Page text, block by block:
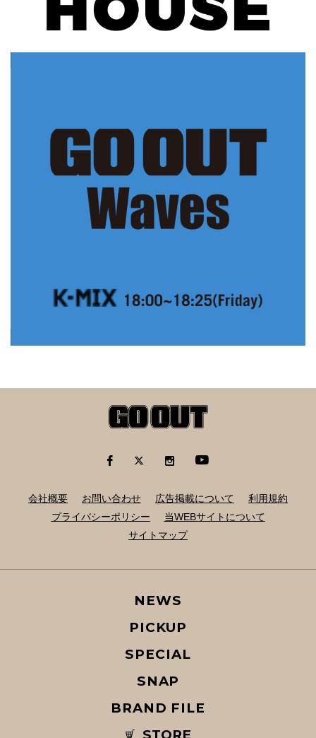
会社概要 お問い合わせ 広告掲載について
利用規約
プライバシーポリシー
当WEBサイトについて
サイトマップ
NEWS
PICKUP
SPECIAL
SNAP
BRAND FILE